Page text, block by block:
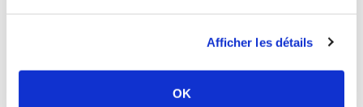
Afficher les détails
OK